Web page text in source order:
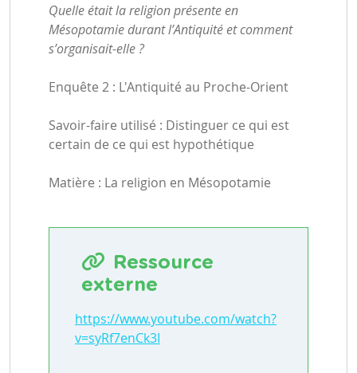
Quelle était la religion présente en
Mésopotamie durant l’Antiquité et comment
s’organisait-elle ?
Enquête 2 : L'Antiquité au Proche-Orient
Savoir-faire utilisé : Distinguer ce qui est
certain de ce qui est hypothétique
Matière : La religion en Mésopotamie
Ressource
externe
https://www.youtube.com/watch?
v=syRf7enCk3I